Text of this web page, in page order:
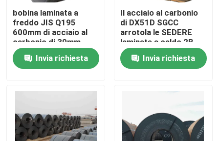
Contattici
Richieda una citazione
di piastra metallica di acciaio inossidabile
Strato del piatto di acciaio al carbonio
bobina laminata a
freddo JIS Q195
600mm di acciaio al
carbonio di 30mm
laminati a caldo
Invia richiesta
Il acciaio al carbonio
di DX51D SGCC
arrotola le SEDERE
laminate a caldo 2B
0.1mm
Invia richiesta